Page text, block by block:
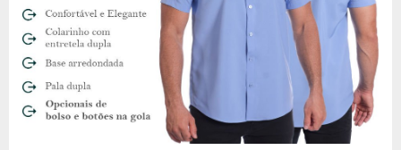
shorts em cores vivas para um visual descontraído e
alegre. Use com sapatos casuais para um visual mais
relaxado.
Com calças de sarja: Para um visual casual e
confortável, combine sua camisa palha com calças de
sarja em tons neutros. Use com tênis para um visual
mais descontraído.
Sob um blazer: Use sua camisa palha por baixo de um